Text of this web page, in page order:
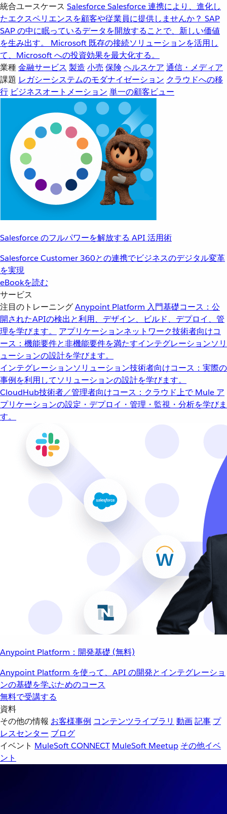
統合ユースケース SalesforceSalesforce 連携により、進化し
たエクスペリエンスを顧客や従業員に提供しませんか？ SAP
SAP の中に眠っているデータを開放することで、新しい価値
を生み出す。
Microsoft 既存の接続ソリューションを活用し
て、Microsoft への投資効果を最大化する。
業種金融サービス 製造 小売 保険 ヘルスケア 通信・メディア
課題 レガシーシステムのモダナイゼーション クラウドへの移
行 ビジネスオートメーション 単一の顧客ビュー
Salesforce のフルパワーを解放する API 活用術
Salesforce Customer 360との連携でビジネスのデジタル変革
を実現
eBookを読む
サービス
注目のトレーニングAnypoint Platform 入門基礎コース：公
開されたAPIの検出と利用、デザイン、ビルド、デプロイ、管
理を学びます。
アプリケーションネットワーク技術者向けコ
ース：機能要件と非機能要件を満たすインテグレーションソリ
ューションの設計を学びます。
インテグレーションソリューション技術者向けコース：実際の
事例を利用してソリューションの設計を学びます。
CloudHub技術者／管理者向けコース：クラウド上で Mule ア
プリケーションの設定・デプロイ・管理・監視・分析を学びま
す。
Anypoint Platform：開発基礎 (無料)
Anypoint Platform を使って、API の開発とインテグレーショ
ンの基礎を学ぶためのコース
無料で受講する
資料
その他の情報 お客様事例 コンテンツライブラリ 動画記事 プ
レスセンター ブログ
イベント MuleSoft CONNECT MuleSoft Meetup その他イベ
ント